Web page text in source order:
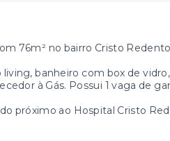
76m² no bairro Cristo
banheiro com box de
à Gás. Possui 1 vaga de
próximo ao Hospital Cristo